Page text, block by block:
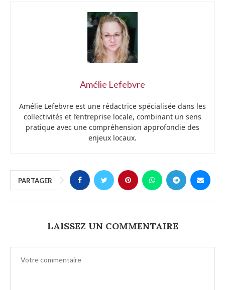
Amélie Lefebvre
Amélie Lefebvre est une rédactrice spécialisée dans les
collectivités et l’entreprise locale, combinant un sens
pratique avec une compréhension approfondie des
enjeux locaux.
PARTAGER
LAISSEZ UN COMMENTAIRE